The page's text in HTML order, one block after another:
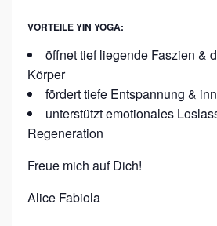
VORTEILE YIN YOGA:
öffnet tief liegende Faszien &
Körper
fördert tiefe Entspannung &
unterstützt emotionales
Regeneration
Freue mich auf Dich!
Alice Fabiola